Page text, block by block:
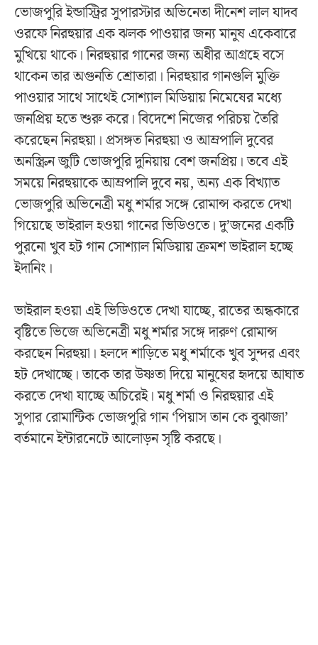
ভোজপুরি ইন্ডাস্ট্রির সুপারস্টার অভিনেতা দীনেশ লাল যাদব
ওরফে নিরহুয়ার এক ঝলক পাওয়ার জন্য মানুষ একেবারে
মুখিয়ে থাকে। নিরহুয়ার গানের জন্য অধীর আগ্রহে বসে
থাকেন তার অগুনতি শ্রোতারা। নিরহুয়ার গানগুলি মুক্তি
পাওয়ার সাথে সাথেই সোশ্যাল মিডিয়ায় নিমেষের মধ্যে
জনপ্রিয় হতে শুরু করে। বিদেশে নিজের পরিচয় তৈরি
করেছেন নিরহুয়া। প্রসঙ্গত নিরহুয়া ও আম্রপালি দুবের
অনস্ক্রিন জুটি ভোজপুরি দুনিয়ায় বেশ জনপ্রিয়। তবে এই
সময়ে নিরহুয়াকে আম্রপালি দুবে নয়, অন্য এক বিখ্যাত
ভোজপুরি অভিনেত্রী মধু শর্মার সঙ্গে রোমান্স করতে দেখা
গিয়েছে ভাইরাল হওয়া গানের ভিডিওতে। দু’জনের একটি
পুরনো খুব হট গান সোশ্যাল মিডিয়ায় ক্রমশ ভাইরাল হচ্ছে
ইদানিং।
ভাইরাল হওয়া এই ভিডিওতে দেখা যাচ্ছে, রাতের অন্ধকারে
বৃষ্টিতে ভিজে অভিনেত্রী মধু শর্মার সঙ্গে দারুণ রোমান্স
করছেন নিরহুয়া। হলদে শাড়িতে মধু শর্মাকে খুব সুন্দর এবং
হট দেখাচ্ছে। তাকে তার উষ্ণতা দিয়ে মানুষের হৃদয়ে আঘাত
করতে দেখা যাচ্ছে অচিরেই। মধু শর্মা ও নিরহুয়ার এই
সুপার রোমান্টিক ভোজপুরি গান ‘পিয়াস তান কে বুঝাজা’
বর্তমানে ইন্টারনেটে আলোড়ন সৃষ্টি করছে।